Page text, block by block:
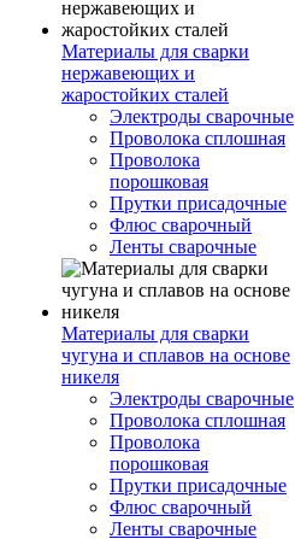
Материалы для сварки
нержавеющих и
жаростойких сталей
Электроды сварочные
Проволока сплошная
Проволока
порошковая
Прутки присадочные
Флюс сварочный
Ленты сварочные
Материалы для сварки
чугуна и сплавов на основе
никеля
Электроды сварочные
Проволока сплошная
Проволока
порошковая
Прутки присадочные
Флюс сварочный
Ленты сварочные